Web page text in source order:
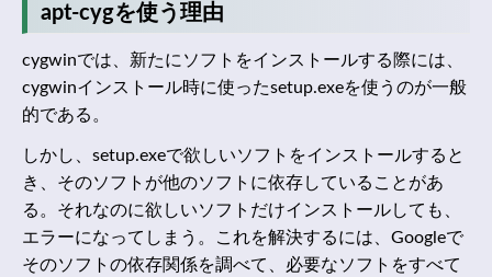
apt-cygを使う理由
cygwinでは、新たにソフトをインストールする際には、
cygwinインストール時に使ったsetup.exeを使うのが一般
的である。
しかし、setup.exeで欲しいソフトをインストールすると
き、そのソフトが他のソフトに依存していることがあ
る。それなのに欲しいソフトだけインストールしても、
エラーになってしまう。これを解決するには、Googleで
そのソフトの依存関係を調べて、必要なソフトをすべて